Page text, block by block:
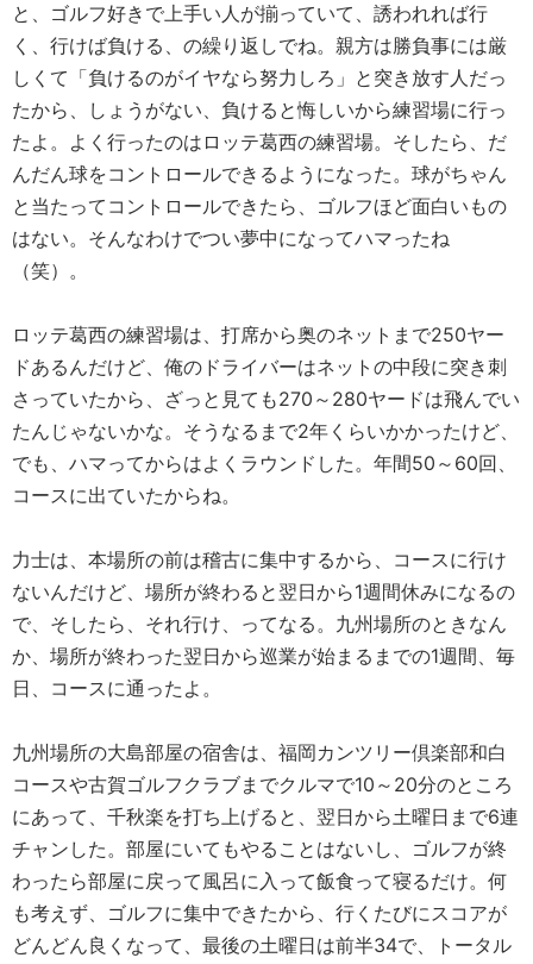
と、ゴルフ好きで上手い人が揃っていて、誘われれば行
く、行けば負ける、の繰り返しでね。親方は勝負事には厳
しくて「負けるのがイヤなら努力しろ」と突き放す人だっ
たから、しょうがない、負けると悔しいから練習場に行っ
たよ。よく行ったのはロッテ葛西の練習場。そしたら、だ
んだん球をコントロールできるようになった。球がちゃん
と当たってコントロールできたら、ゴルフほど面白いもの
はない。そんなわけでつい夢中になってハマったね
（笑）。
ロッテ葛西の練習場は、打席から奥のネットまで250ヤー
ドあるんだけど、俺のドライバーはネットの中段に突き刺
さっていたから、ざっと見ても270～280ヤードは飛んでい
たんじゃないかな。そうなるまで2年くらいかかったけど、
でも、ハマってからはよくラウンドした。年間50～60回、
コースに出ていたからね。
力士は、本場所の前は稽古に集中するから、コースに行け
ないんだけど、場所が終わると翌日から1週間休みになるの
で、そしたら、それ行け、ってなる。九州場所のときなん
か、場所が終わった翌日から巡業が始まるまでの1週間、毎
日、コースに通ったよ。
九州場所の大島部屋の宿舎は、福岡カンツリー倶楽部和白
コースや古賀ゴルフクラブまでクルマで10～20分のところ
にあって、千秋楽を打ち上げると、翌日から土曜日まで6連
チャンした。部屋にいてもやることはないし、ゴルフが終
わったら部屋に戻って風呂に入って飯食って寝るだけ。何
も考えず、ゴルフに集中できたから、行くたびにスコアが
どんどん良くなって、最後の土曜日は前半34で、トータル